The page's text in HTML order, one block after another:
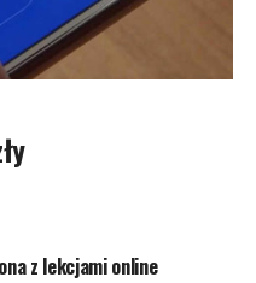
z lekcjami online